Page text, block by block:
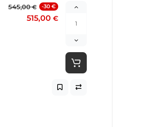
545,00€ -30 €
515,00 €